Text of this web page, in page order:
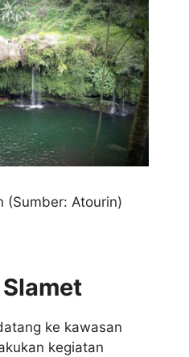
(Sumber: Atourin)
ke kawasan
kegiatan